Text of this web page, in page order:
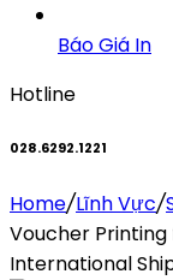
Báo Giá In
Hotline
028.6292.1221
Home/Lĩnh Vực/
Voucher Printing
International